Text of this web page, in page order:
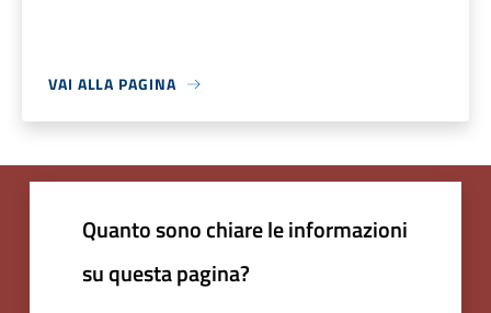
VAI ALLA PAGINA
Quanto sono chiare le informazioni
su questa pagina?